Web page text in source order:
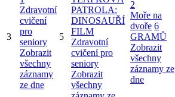
3
Zdravotní
cvičení
pro
seniory
Zobrazit
všechny
záznamy
ze dne
5
PATROLA:
DINOSAUŘÍ
FILM
Zdravotní
cvičení pro
seniory
Zobrazit
všechny
2
Moře na
dvoře 6
GRAMŮ
Zobrazit
všechny
záznamy ze
dne